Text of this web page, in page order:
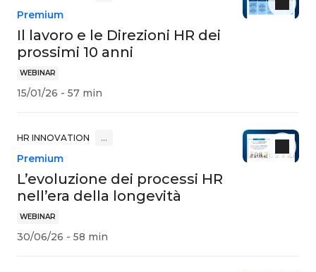
WEBINAR
Il lavoro e le Direzioni HR dei
prossimi 10 anni
Premium
15/01/26 - 57 min
HR INNOVATION …
WEBINAR
L’evoluzione dei processi HR
nell’era della longevità
Premium
30/06/26 - 58 min